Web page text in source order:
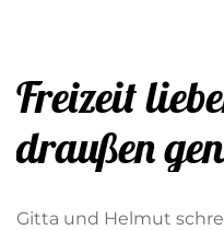
Freizeit
draußen
Gitta und Helmut